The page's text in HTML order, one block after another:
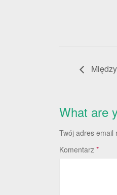
What are
Twój adres email
Komentarz *